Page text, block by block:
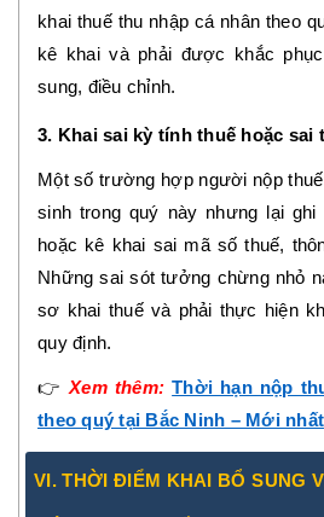
khai thuế thu nhập cá nhân theo
kê khai và phải được khắc
sung, điều chỉnh.
3. Khai sai kỳ tính thuế hoặc sai
Một số trường hợp người nộp
sinh trong quý này nhưng lại ghi
hoặc kê khai sai mã số thuế,
Những sai sót tưởng chừng nhỏ
sơ khai thuế và phải thực hiện
quy định.
👉 Xem thêm:Thời hạn nộp
theo quý tại Bắc Ninh – Mới nhất
VI. THỜI ĐIỂM KHAI BỔ SUNG